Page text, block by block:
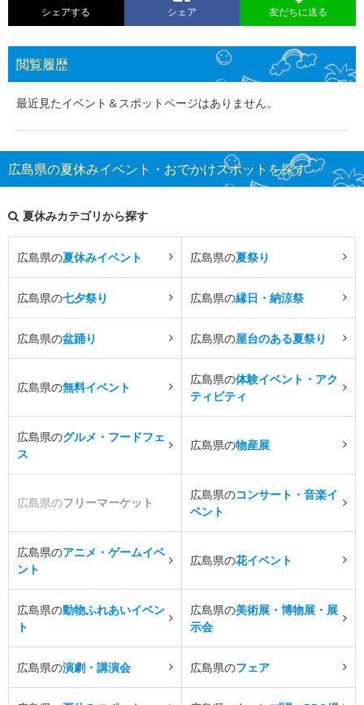
シェアする シェア 友だちに送る
閲覧履歴
最近見たイベント＆スポットページはありません。
広島県の夏休みイベント・おでかけスポットを探す
夏休みカテゴリから探す
広島県の夏休みイベント 広島県の夏祭り
広島県の七夕祭り 広島県の縁日・納涼祭
広島県の盆踊り 広島県の屋台のある夏祭り
広島県の無料イベント
広島県の体験イベント・アク
ティビティ
広島県のグルメ・フードフェ
ス
広島県の物産展
広島県のフリーマーケット
広島県のコンサート・音楽イ
ベント
広島県のアニメ・ゲームイベ
ント
広島県の花イベント
広島県の動物ふれあいイベン
ト
広島県の美術展・博物展・展
示会
広島県の演劇・講演会 広島県のフェア